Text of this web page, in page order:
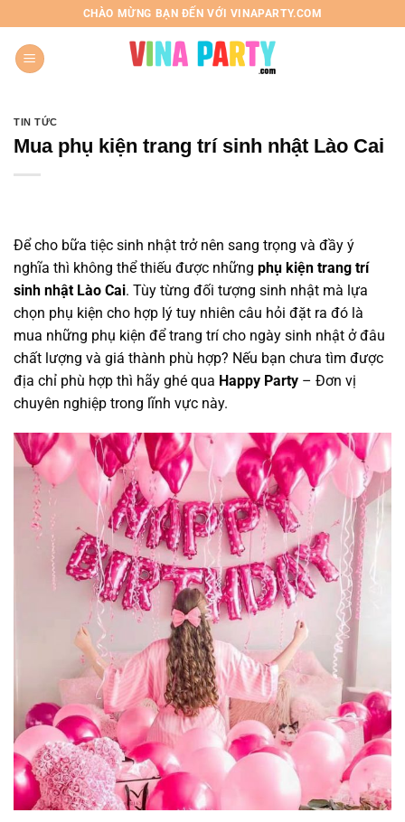
đến
nội
dung
CHÀO MỪNG BẠN ĐẾN VỚI VINAPARTY.COM
TIN TỨC
Mua phụ kiện trang trí sinh nhật Lào Cai
Để cho bữa tiệc sinh nhật trở nên sang trọng và đầy ý
nghĩa thì không thể thiếu được những phụ kiện trang trí
sinh nhật Lào Cai. Tùy từng đối tượng sinh nhật mà lựa
chọn phụ kiện cho hợp lý tuy nhiên câu hỏi đặt ra đó là
mua những phụ kiện để trang trí cho ngày sinh nhật ở đâu
chất lượng và giá thành phù hợp? Nếu bạn chưa tìm được
địa chỉ phù hợp thì hãy ghé qua Happy Party – Đơn vị
chuyên nghiệp trong lĩnh vực này.